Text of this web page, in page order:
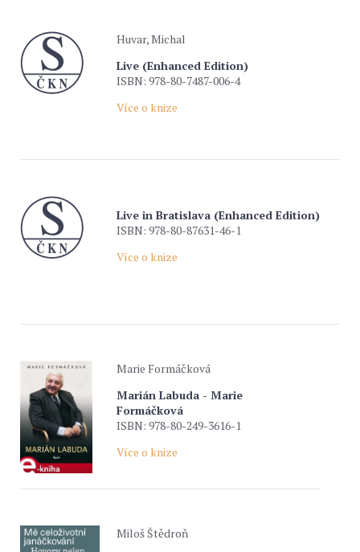
Huvar, Michal
Live (Enhanced Edition)
ISBN: 978-80-7487-006-4
Více o knize
Live in Bratislava (Enhanced Edition)
ISBN: 978-80-87631-46-1
Více o knize
Marie Formáčková
Marián Labuda - Marie
Formáčková
ISBN: 978-80-249-3616-1
Více o knize
Miloš Štědroň